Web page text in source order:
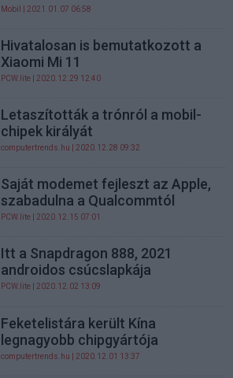
Mobil | 2021.01.07 06:58
Hivatalosan is bemutatkozott a
Xiaomi Mi 11
PCW.lite | 2020.12.29 12:40
Letaszították a trónról a mobil-
chipek királyát
computertrends.hu | 2020.12.28 09:32
Saját modemet fejleszt az Apple,
szabadulna a Qualcommtól
PCW.lite | 2020.12.15 07:01
Itt a Snapdragon 888, 2021
androidos csúcslapkája
PCW.lite | 2020.12.02 13:09
Feketelistára került Kína
legnagyobb chipgyártója
computertrends.hu | 2020.12.01 13:37